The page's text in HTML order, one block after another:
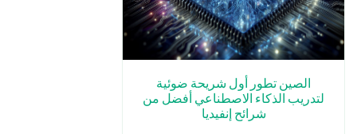
الصين تطور أول شريحة ضوئية
لتدريب الذكاء الاصطناعي أفضل من
شرائح إنفيديا